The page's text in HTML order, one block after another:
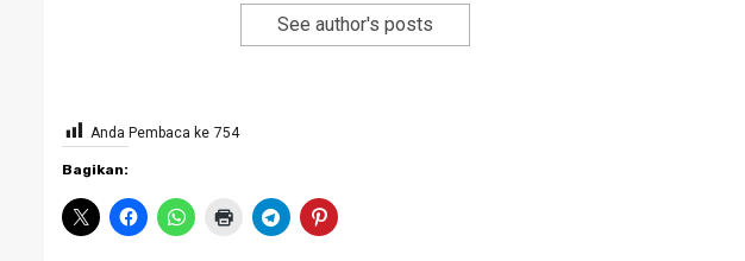
See author's posts
Anda Pembaca ke 754
Bagikan: